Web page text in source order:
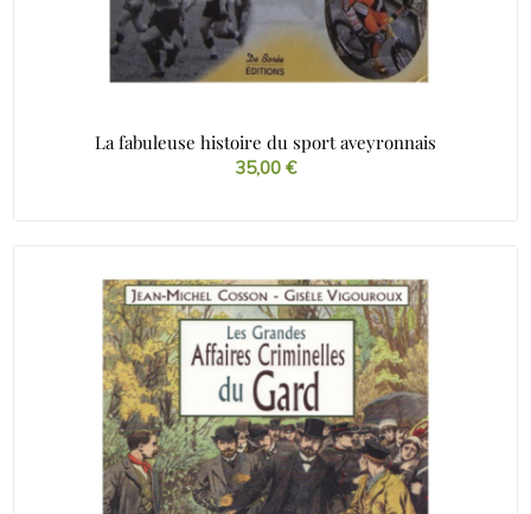
La fabuleuse histoire du sport aveyronnais
35,00 €